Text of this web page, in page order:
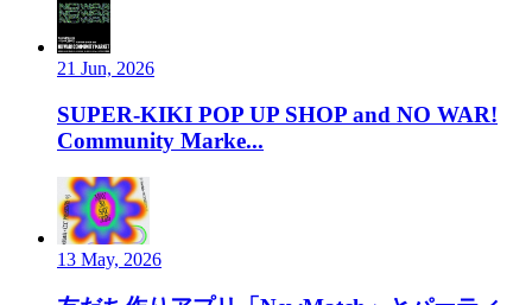
21 Jun, 2026
SUPER-KIKI POP UP SHOP and NO WAR!
Community Marke...
13 May, 2026